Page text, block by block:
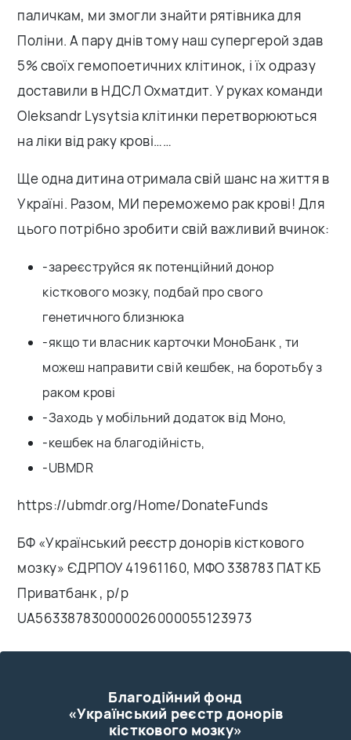
паличкам, ми змогли знайти рятівника для
Поліни. А пару днів тому наш супергерой здав
5% своїх гемопоетичних клітинок, і їх одразу
доставили в НДСЛ Охматдит. У руках команди
Oleksandr Lysytsia клітинки перетворюються
на ліки від раку крові……
Ще одна дитина отримала свій шанс на життя в
Україні. Разом, МИ переможемо рак крові! Для
цього потрібно зробити свій важливий вчинок:
-зареєструйся як потенційний донор
кісткового мозку, подбай про свого
генетичного близнюка
-якщо ти власник карточки МоноБанк , ти
можеш направити свій кешбек, на боротьбу з
раком крові
-Заходь у мобільний додаток від Моно,
-кешбек на благодійність,
-UBMDR
https://ubmdr.org/Home/DonateFunds
БФ «Український реєстр донорів кісткового
мозку» ЄДРПОУ 41961160, МФО 338783 ПАТ КБ
Приватбанк , р/р
UA563387830000026000055123973
Благодійний фонд
«Український реєстр донорів
кісткового мозку»